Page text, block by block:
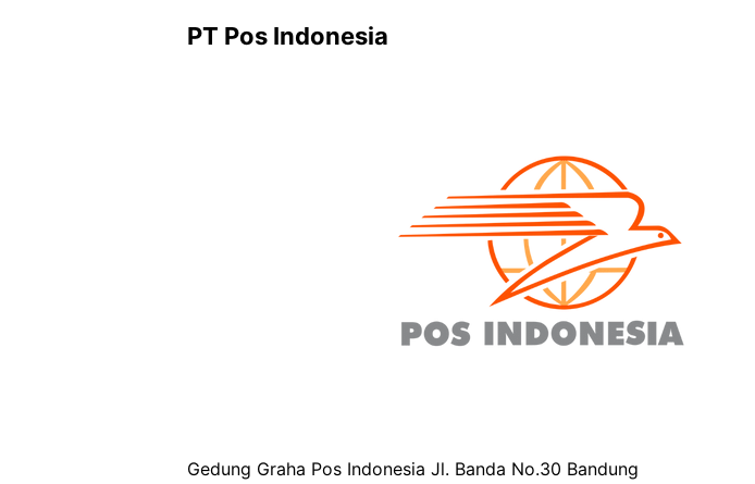
PT Pos Indonesia
Gedung Graha Pos Indonesia Jl. Banda No.30 Bandung